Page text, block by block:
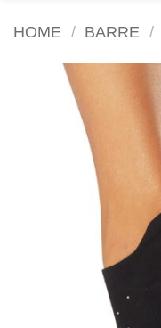
HOME / BARRE /